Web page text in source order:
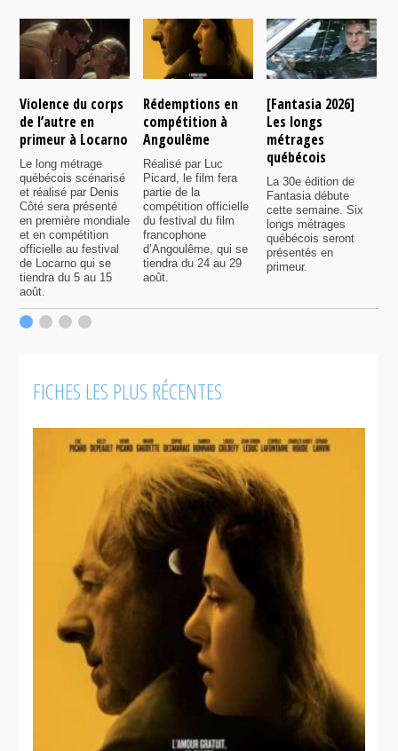
Violence du corps
de l’autre en
primeur à Locarno
Le long métrage
québécois scénarisé
et réalisé par Denis
Côté sera présenté
en première mondiale
et en compétition
officielle au festival
de Locarno qui se
tiendra du 5 au 15
août.
Rédemptions en
compétition à
Angoulême
Réalisé par Luc
Picard, le film fera
partie de la
compétition officielle
du festival du film
francophone
d’Angoulême, qui se
tiendra du 24 au 29
août.
[Fantasia 2026]
Les longs
métrages
québécois
La 30e édition de
Fantasia débute
cette semaine. Six
longs métrages
québécois seront
présentés en
primeur.
FICHES LES PLUS RÉCENTES